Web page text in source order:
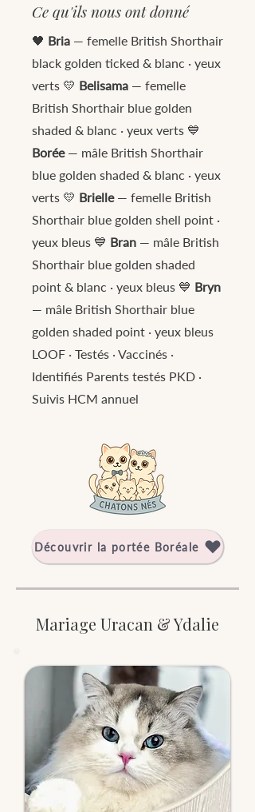
Ce qu'ils nous ont donné
🖤 Bria — femelle British Shorthair
black golden ticked & blanc · yeux
verts 💛 Belisama — femelle
British Shorthair blue golden
shaded & blanc · yeux verts 💙
Borée — mâle British Shorthair
blue golden shaded & blanc · yeux
verts 💛 Brielle — femelle British
Shorthair blue golden shell point ·
yeux bleus 💙 Bran — mâle British
Shorthair blue golden shaded
point & blanc · yeux bleus 💙 Bryn
— mâle British Shorthair blue
golden shaded point · yeux bleus
LOOF · Testés · Vaccinés ·
Identifiés Parents testés PKD ·
Suivis HCM annuel
Découvrir la portée Boréale
Mariage Uracan & Ydalie